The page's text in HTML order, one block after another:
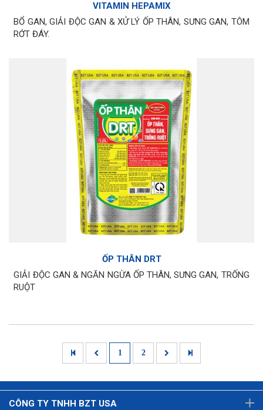
VITAMIN HEPAMIX
BỔ GAN, GIẢI ĐỘC GAN & XỬ LÝ ỐP THÂN, SƯNG GAN, TÔM
RỚT ĐÁY.
ỐP THÂN DRT
GIẢI ĐỘC GAN & NGĂN NGỪA ỐP THÂN, SƯNG GAN, TRỐNG
RUỘT
1 2
CÔNG TY TNHH BZT USA